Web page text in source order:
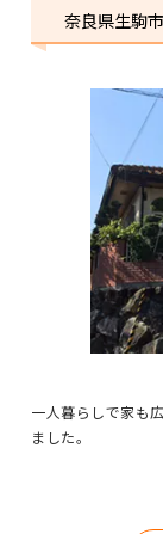
奈良県生駒
一人暮らしで家も
ました。